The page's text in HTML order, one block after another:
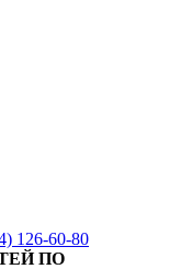
126-60-80
ПО